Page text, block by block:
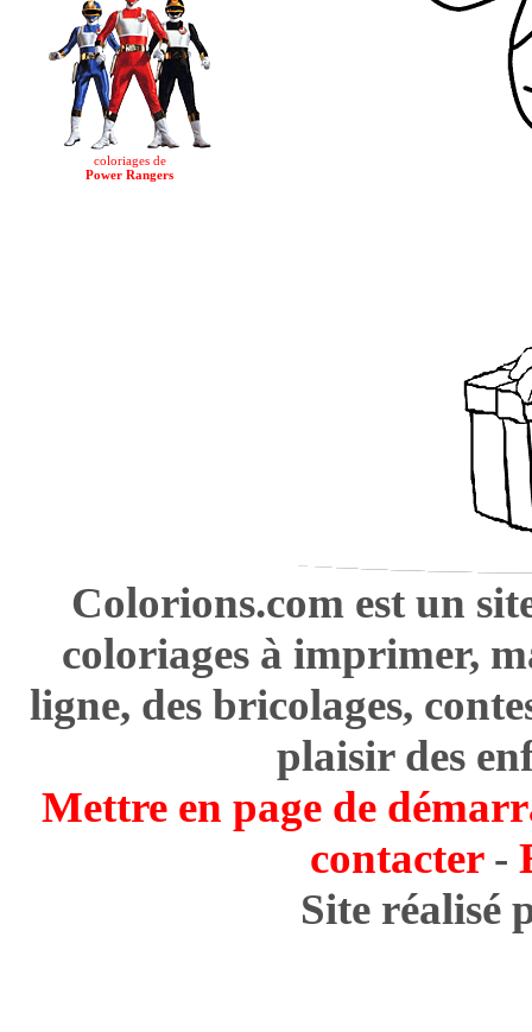
coloriages de
Power Rangers
Colorions.com est un
coloriages à imprimer,
ligne, des bricolages,
plaisir des
Mettre en page de
contacter-
Site réalisé